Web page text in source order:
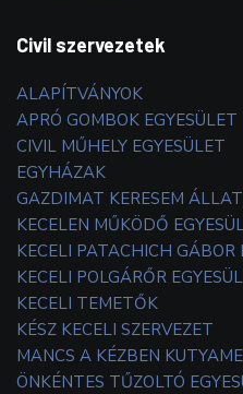
Civil szervezetek
ALAPÍTVÁNYOK
APRÓ GOMBOK EGYESÜLET
CIVIL MŰHELY EGYESÜLET
EGYHÁZAK
GAZDIMAT KERESEM
KECELEN MŰKÖDŐ
KECELI PATACHICH GÁBOR
KECELI POLGÁRŐR
KECELI TEMETŐK
KÉSZ KECELI SZERVEZET
MANCS A KÉZBEN
ÖNKÉNTES TŰZOLTÓ